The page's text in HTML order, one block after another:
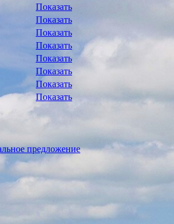
Показать
Показать
Показать
Показать
Показать
Показать
Показать
Показать
предложение